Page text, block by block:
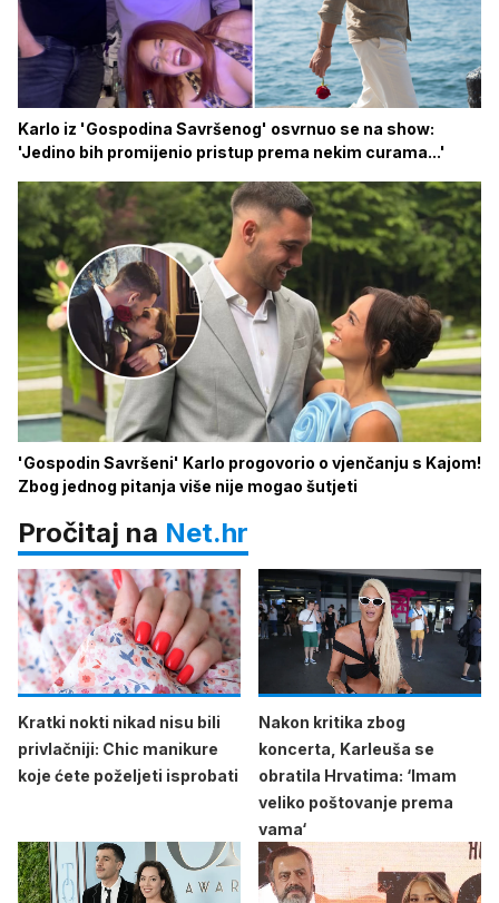
Karlo iz 'Gospodina Savršenog' osvrnuo se na show:
'Jedino bih promijenio pristup prema nekim curama...'
'Gospodin Savršeni' Karlo progovorio o vjenčanju s Kajom!
Zbog jednog pitanja više nije mogao šutjeti
Pročitaj na Net.hr
Kratki nokti nikad nisu bili
privlačniji: Chic manikure
koje ćete poželjeti isprobati
Nakon kritika zbog
koncerta, Karleuša se
obratila Hrvatima: ‘Imam
veliko poštovanje prema
vama‘